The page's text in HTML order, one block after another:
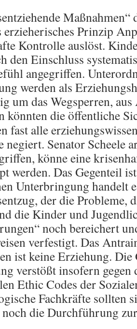
Maßnahmen“
erzieherisches Prinzip
Kontrolle auslöst.
den Einschluss
angegriffen.
werden als
um das Wegsperren,
könnten die öffentliche
fast alle
negiert. Senator Scheele
könne eine
werden. Das Gegenteil
Unterbringung handelt
der die Probleme,
die Kinder und
noch bereichert
verfestigt. Das
ist keine Erziehung. Die
verstößt insofern gegen
Ethic Codes der
Fachkräfte sollten
die Durchführung